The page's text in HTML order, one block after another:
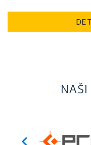
NAŠI